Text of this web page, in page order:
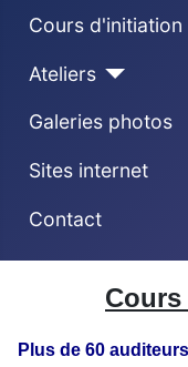
Cours d'initiation
Ateliers
Galeries photos
Sites internet
Contact
Plus de 60